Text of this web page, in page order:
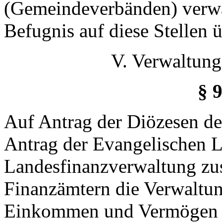
(Gemeindeverbänden)
Befugnis auf diese Stellen
V.
§
Auf Antrag der Diözesen
Antrag der Evangelischen
Landesfinanzverwaltung
Finanzämtern die
Einkommen und